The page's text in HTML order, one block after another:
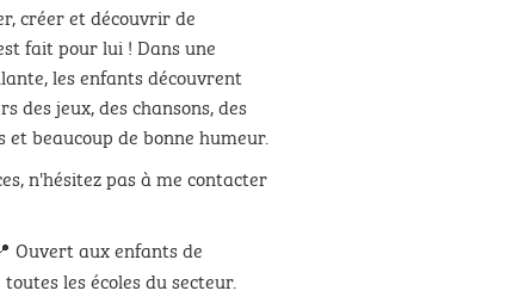
créer et découvrir de
fait pour lui ! Dans une
les enfants découvrent
jeux, des chansons, des
beaucoup de bonne humeur.
n'hésitez pas à me contacter
Ouvert aux enfants de
les écoles du secteur.